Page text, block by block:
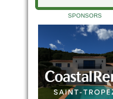
SPONSORS